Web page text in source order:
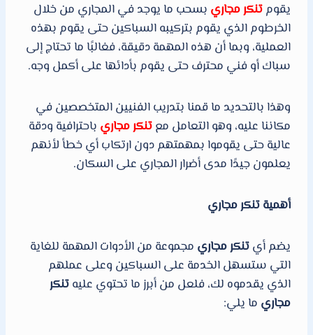
يقومتنكر مجاري بسحب ما يوجد في المجاري من خلال
الخرطوم الذي يقوم بتركيبه السباكين حتى يقوم بهذه
العملية، وبما أن هذه المهمة دقيقة، فغالبًا ما تحتاج إلى
سباك أو فني محترف حتى يقوم بأدائها على أكمل وجه.
وهذا بالتحديد ما قمنا بتدريب الفنيين المتخصصين في
مكاننا عليه، وهو التعامل معتنكر مجاري باحترافية ودقة
عالية حتى يقوموا بمهمتهم دون ارتكاب أي خطأ لأنهم
يعلمون جيدًا مدى أضرار المجاري على السكان.
أهمية تنكر مجاري
يضم أيتنكر مجاري مجموعة من الأدوات المهمة للغاية
التي ستسهل الخدمة على السباكين وعلى عملهم
الذي يقدموه لك، فلعل من أبرز ما تحتوي عليهتنكر
مجاري ما يلي: